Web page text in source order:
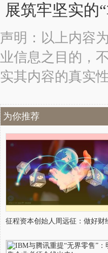
展筑牢坚实的“
声明：以上内容
业信息之目的，
实其内容的真实
为你推荐
征程资本创始人周远征：做好财